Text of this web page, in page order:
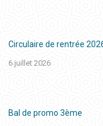
Circulaire de rentrée
6 juillet 2026
Bal de promo 3ème